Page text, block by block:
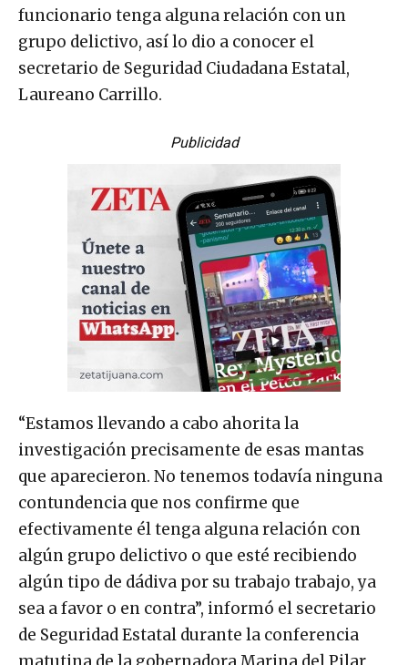
funcionario tenga alguna relación con un
grupo delictivo, así lo dio a conocer el
secretario de Seguridad Ciudadana Estatal,
Laureano Carrillo.
Publicidad
“Estamos llevando a cabo ahorita la
investigación precisamente de esas mantas
que aparecieron. No tenemos todavía ninguna
contundencia que nos confirme que
efectivamente él tenga alguna relación con
algún grupo delictivo o que esté recibiendo
algún tipo de dádiva por su trabajo trabajo, ya
sea a favor o en contra”, informó el secretario
de Seguridad Estatal durante la conferencia